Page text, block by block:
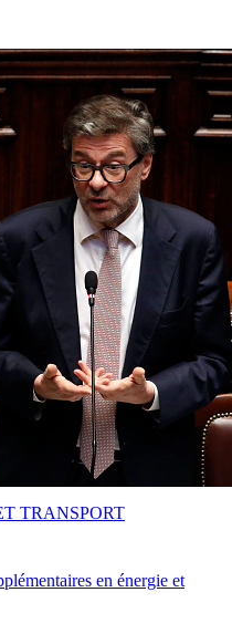
en énergie et
TRANSPORT